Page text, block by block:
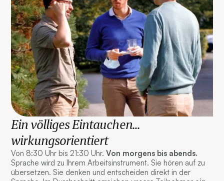
Ein völliges Eintauchen...
wirkungsorientiert
Von 8:30 Uhr bis 21:30 Uhr. Von morgens bis abends.
Sprache wird zu Ihrem Arbeitsinstrument. Sie hören auf zu
übersetzen. Sie denken und entscheiden direkt in der